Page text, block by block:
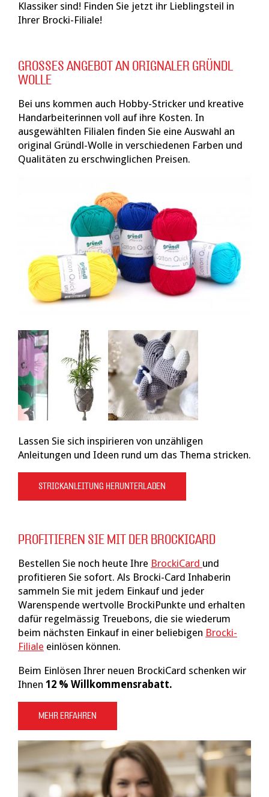
Klassiker sind! Finden Sie jetzt ihr Lieblingsteil in
Ihrer Brocki-Filiale!
GROSSES ANGEBOT AN ORIGNALER GRÜNDL
WOLLE
Bei uns kommen auch Hobby-Stricker und kreative
Handarbeiterinnen voll auf ihre Kosten. In
ausgewählten Filialen finden Sie eine Auswahl an
original Gründl-Wolle in verschiedenen Farben und
Qualitäten zu erschwinglichen Preisen.
Lassen Sie sich inspirieren von unzähligen
Anleitungen und Ideen rund um das Thema stricken.
STRICKANLEITUNG HERUNTERLADEN
PROFITIEREN SIE MIT DER BROCKICARD
Bestellen Sie noch heute Ihre BrockiCard und
profitieren Sie sofort. Als Brocki-Card Inhaberin
sammeln Sie mit jedem Einkauf und jeder
Warenspende wertvolle BrockiPunkte und erhalten
dafür regelmässig Treuebons, die sie wiederum
beim nächsten Einkauf in einer beliebigen Brocki-
Filiale einlösen können.
Beim Einlösen Ihrer neuen BrockiCard schenken wir
Ihnen 12 % Willkommensrabatt.
MEHR ERFAHREN